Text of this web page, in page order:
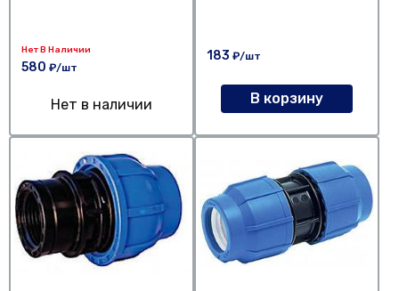
Нет В Наличии
580 ₽/шт
Нет в наличии
183 ₽/шт
В корзину